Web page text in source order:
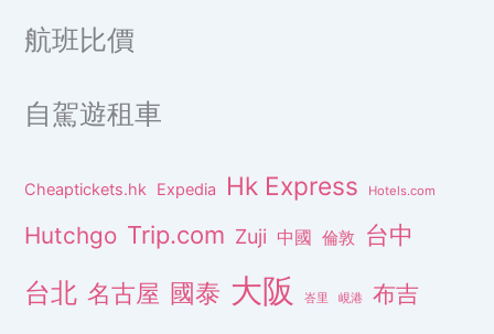
航班比價
自駕遊租車
Cheaptickets.hk Expedia Hk Express Hotels.com
Hutchgo Trip.com Zuji 中國 倫敦 台中
台北 名古屋 國泰 大阪 峇里 峴港 布吉